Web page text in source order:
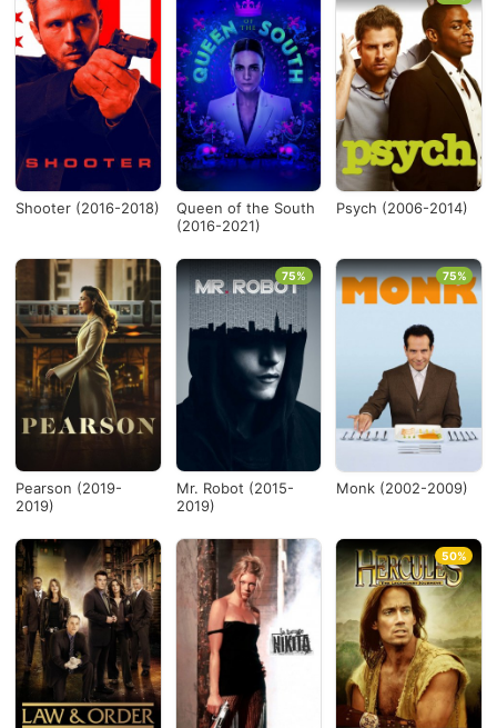
Shooter (2016-2018)
Queen of the South
(2016-2021)
Psych (2006-2014)
Pearson (2019-
2019)
Mr. Robot (2015-
2019)
75%
Monk (2002-2009)
75%
50%